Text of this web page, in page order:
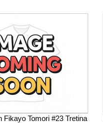
Fikayo Tomori #23 Tretina